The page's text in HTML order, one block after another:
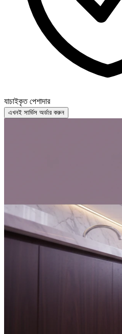
যাচাইকৃত পেশাদার
এখনই সার্ভিস অর্ডার করুন